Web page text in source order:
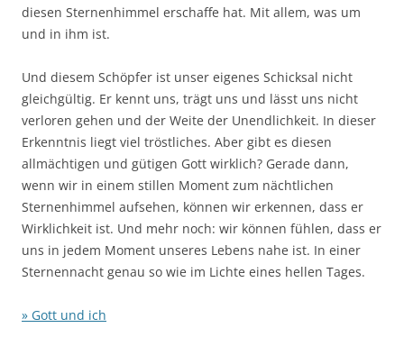
diesen Sternenhimmel erschaffe hat. Mit allem, was um
und in ihm ist.
Und diesem Schöpfer ist unser eigenes Schicksal nicht
gleichgültig. Er kennt uns, trägt uns und lässt uns nicht
verloren gehen und der Weite der Unendlichkeit. In dieser
Erkenntnis liegt viel tröstliches. Aber gibt es diesen
allmächtigen und gütigen Gott wirklich? Gerade dann,
wenn wir in einem stillen Moment zum nächtlichen
Sternenhimmel aufsehen, können wir erkennen, dass er
Wirklichkeit ist. Und mehr noch: wir können fühlen, dass er
uns in jedem Moment unseres Lebens nahe ist. In einer
Sternennacht genau so wie im Lichte eines hellen Tages.
» Gott und ich